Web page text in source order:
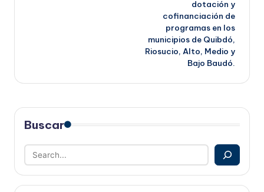
dotación y
cofinanciación de
programas en los
municipios de Quibdó,
Riosucio, Alto, Medio y
Bajo Baudó.
Buscar